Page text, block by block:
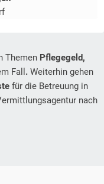
Themen Pflegegeld,
Fall . Weiterhin gehen
für die Betreuung in
nach